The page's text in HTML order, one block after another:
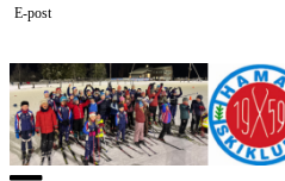
E-post